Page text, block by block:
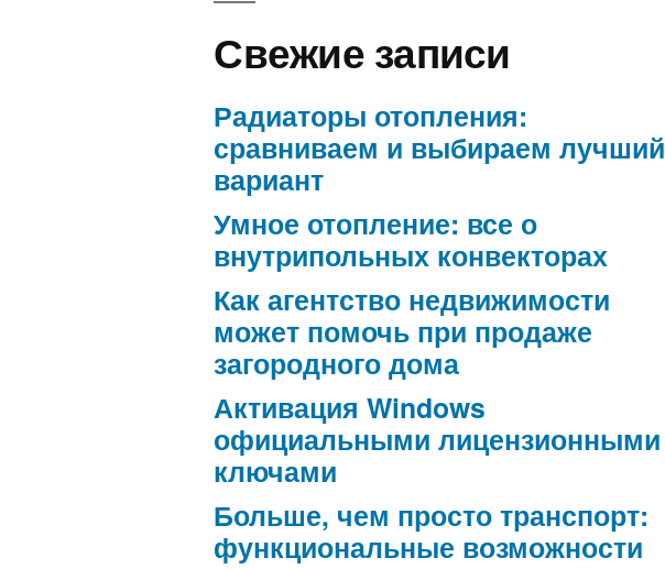
Свежие записи
Радиаторы отопления:
сравниваем и выбираем лучший
вариант
Умное отопление: все о
внутрипольных конвекторах
Как агентство недвижимости
может помочь при продаже
загородного дома
Активация Windows
официальными лицензионными
ключами
Больше, чем просто транспорт:
функциональные возможности